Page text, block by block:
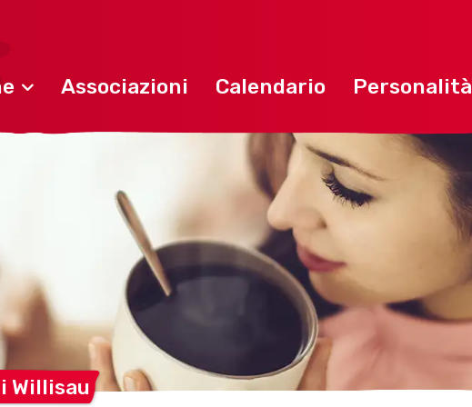
Associazioni Calendario Personalità
Willisau